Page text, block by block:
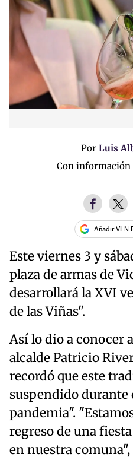
Por Luis
Con información
Añadir VLN
Este viernes 3 y
plaza de armas de
desarrollará la XVI
de las Viñas".
Así lo dio a conocer
alcalde Patricio
recordó que este
suspendido durante
pandemia".
regreso de una
en nuestra